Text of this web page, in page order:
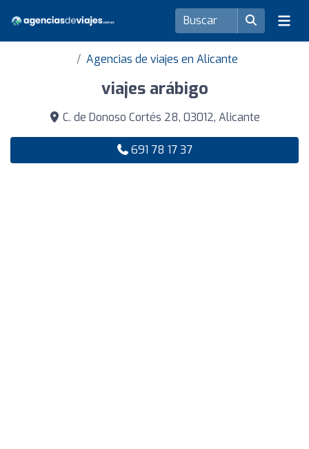
Agencias de viajes en Alicante
viajes arábigo
C. de Donoso Cortés 28, 03012, Alicante
691 78 17 37